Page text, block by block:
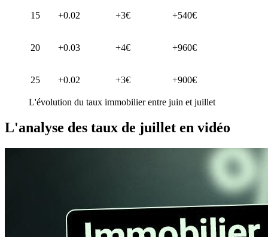
15 +0.02 +3€ +540€
20 +0.03 +4€ +960€
25 +0.02 +3€ +900€
L'évolution du taux immobilier entre juin et juillet
L'analyse des taux de juillet en vidéo